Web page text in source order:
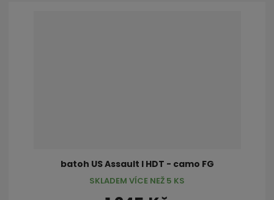
batoh US Assault I HDT - camo FG
SKLADEM VÍCE NEŽ 5 KS